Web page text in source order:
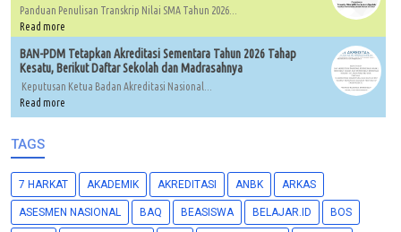
Panduan Penulisan Transkrip Nilai SMA Tahun 2026...
Read more
BAN-PDM Tetapkan Akreditasi Sementara Tahun 2026 Tahap
Kesatu, Berikut Daftar Sekolah dan Madrasahnya
Keputusan Ketua Badan Akreditasi Nasional...
Read more
TAGS
7 HARKAT AKADEMIK AKREDITASI ANBK ARKAS
ASESMEN NASIONAL BAQ BEASISWA BELAJAR.ID BOS